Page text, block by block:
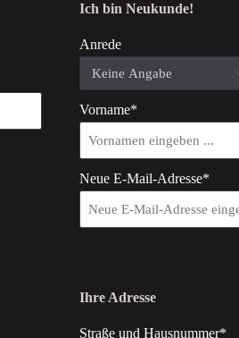
Ich bin Neukunde!
Anrede
Vorname*
Neue E-Mail-Adresse*
Ihre Adresse
Straße und Hausnummer*